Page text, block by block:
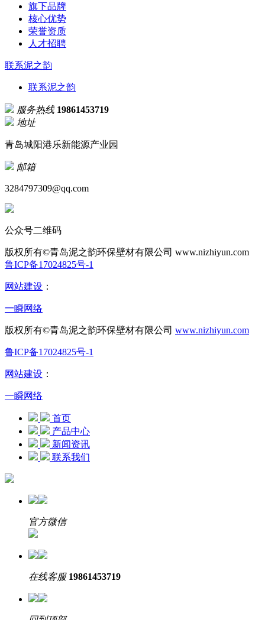
旗下品牌
核心优势
荣誉资质
人才招聘
联系泥之韵
联系泥之韵
服务热线 19861453719
地址
青岛城阳港乐新能源产业园
邮箱
3284797309@qq.com
公众号二维码
版权所有©青岛泥之韵环保壁材有限公司 www.nizhiyun.com
鲁ICP备17024825号-1
网站建设 ：
一瞬网络
版权所有©青岛泥之韵环保壁材有限公司 www.nizhiyun.com
鲁ICP备17024825号-1
网站建设 ：
一瞬网络
首页
产品中心
新闻资讯
联系我们
官方微信
在线客服 19861453719